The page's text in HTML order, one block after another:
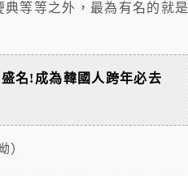
等等之外，最為有名的就是
名!成為韓國人跨年必去
）